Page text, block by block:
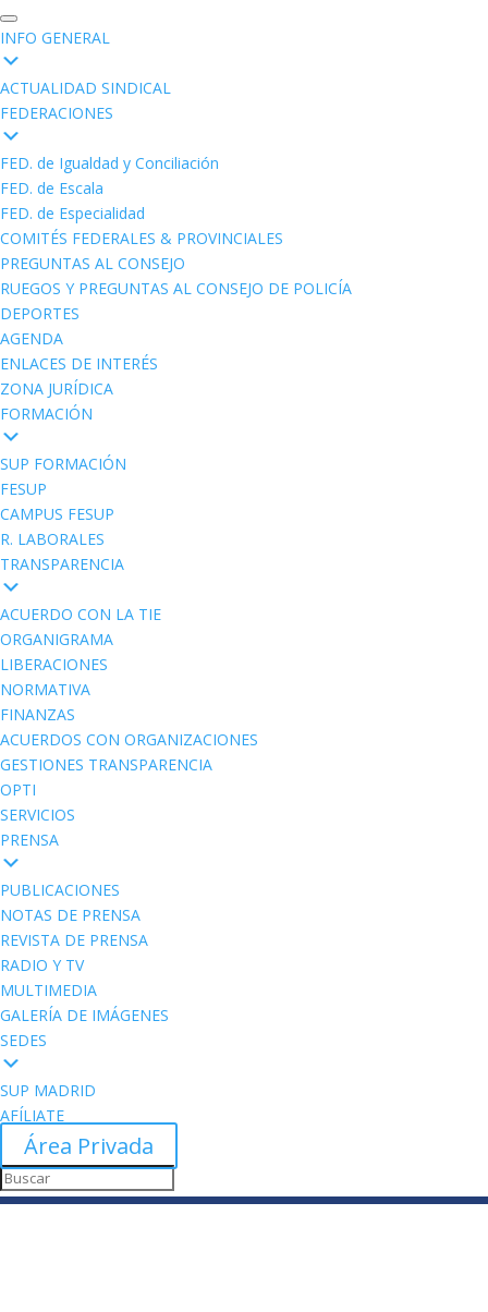
INFO GENERAL
ACTUALIDAD SINDICAL
FEDERACIONES
FED. de Igualdad y Conciliación
FED. de Escala
FED. de Especialidad
COMITÉS FEDERALES & PROVINCIALES
PREGUNTAS AL CONSEJO
RUEGOS Y PREGUNTAS AL CONSEJO DE POLICÍA
DEPORTES
AGENDA
ENLACES DE INTERÉS
ZONA JURÍDICA
FORMACIÓN
SUP FORMACIÓN
FESUP
CAMPUS FESUP
R. LABORALES
TRANSPARENCIA
ACUERDO CON LA TIE
ORGANIGRAMA
LIBERACIONES
NORMATIVA
FINANZAS
ACUERDOS CON ORGANIZACIONES
GESTIONES TRANSPARENCIA
OPTI
SERVICIOS
PRENSA
PUBLICACIONES
NOTAS DE PRENSA
REVISTA DE PRENSA
RADIO Y TV
MULTIMEDIA
GALERÍA DE IMÁGENES
SEDES
SUP MADRID
AFÍLIATE
Área Privada